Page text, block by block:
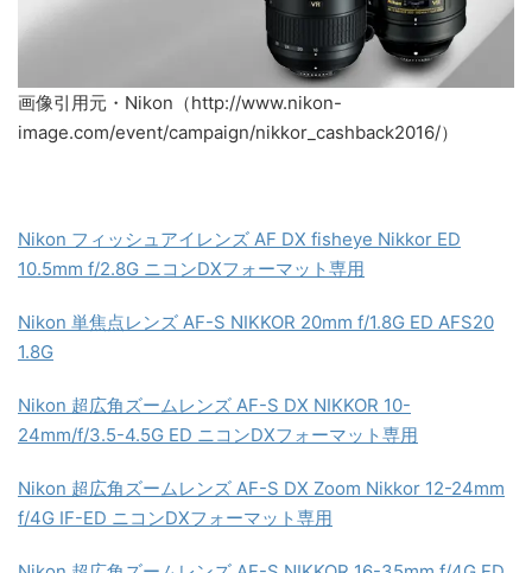
画像引用元・Nikon（http://www.nikon-
image.com/event/campaign/nikkor_cashback2016/）
Nikon フィッシュアイレンズ AF DX fisheye Nikkor ED
10.5mm f/2.8G ニコンDXフォーマット専用
Nikon 単焦点レンズ AF-S NIKKOR 20mm f/1.8G ED AFS20
1.8G
Nikon 超広角ズームレンズ AF-S DX NIKKOR 10-
24mm/f/3.5-4.5G ED ニコンDXフォーマット専用
Nikon 超広角ズームレンズ AF-S DX Zoom Nikkor 12-24mm
f/4G IF-ED ニコンDXフォーマット専用